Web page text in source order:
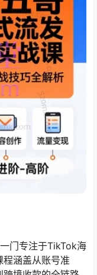
门专注于TikTok海
涵盖从账号准